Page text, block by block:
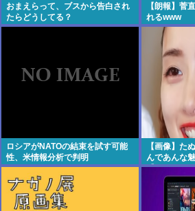
おまえらって、ブスから告白され
たらどうしてる？
【朗報】菅
れるwww
ロシアがNATOの結束を試す可能
性、米情報分析で判明
【画像】た
んであんな
【